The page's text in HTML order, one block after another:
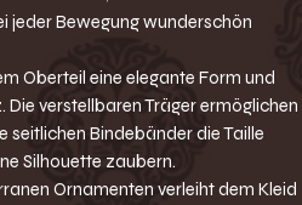
jeder Bewegung wunderschön
Oberteil eine elegante Form und
verstellbaren Träger ermöglichen
seitlichen Bindebänder die Taille
Silhouette zaubern.
Ornamenten verleiht dem Kleid